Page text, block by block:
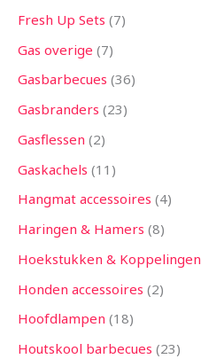
Fresh Up Sets 7
Gas overige 7
Gasbarbecues 36
Gasbranders 23
Gasflessen 2
Gaskachels 11
Hangmat accessoires 4
Haringen & Hamers 8
Hoekstukken & Koppelingen
Honden accessoires 2
Hoofdlampen 18
Houtskool barbecues 23